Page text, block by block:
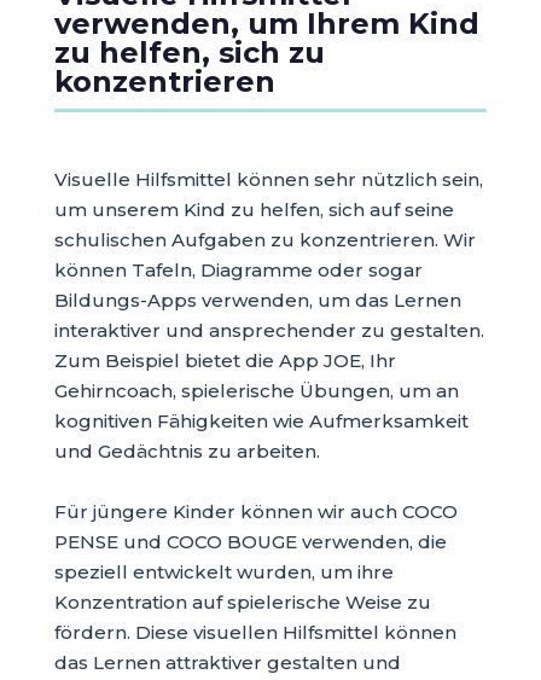
verwenden, um Ihrem Kind
zu helfen, sich zu
konzentrieren
Visuelle Hilfsmittel können sehr nützlich sein,
um unserem Kind zu helfen, sich auf seine
schulischen Aufgaben zu konzentrieren. Wir
können Tafeln, Diagramme oder sogar
Bildungs-Apps verwenden, um das Lernen
interaktiver und ansprechender zu gestalten.
Zum Beispiel bietet die App JOE, Ihr
Gehirncoach, spielerische Übungen, um an
kognitiven Fähigkeiten wie Aufmerksamkeit
und Gedächtnis zu arbeiten.
Für jüngere Kinder können wir auch COCO
PENSE und COCO BOUGE verwenden, die
speziell entwickelt wurden, um ihre
Konzentration auf spielerische Weise zu
fördern. Diese visuellen Hilfsmittel können
das Lernen attraktiver gestalten und